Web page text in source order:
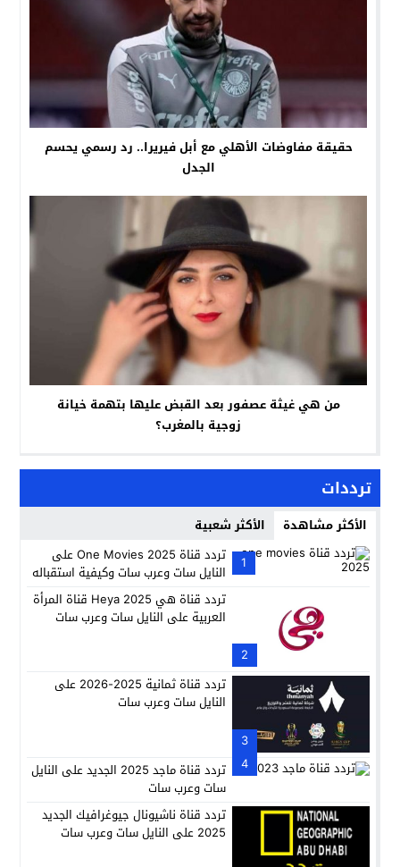
حقيقة مفاوضات الأهلي مع أبل فيريرا.. رد رسمي يحسم
الجدل
من هي غيثة عصفور بعد القبض عليها بتهمة خيانة
زوجية بالمغرب؟
ترددات
الأكثر مشاهدة
الأكثر شعبية
1
تردد قناة One Movies 2025 على
النايل سات وعرب سات وكيفية استقباله
2
تردد قناة هي 2025 Heya قناة المرأة
العربية على النايل سات وعرب سات
3
تردد قناة ثمانية 2025-2026 على
النايل سات وعرب سات
4
تردد قناة ماجد 2025 الجديد على النايل
سات وعرب سات
تردد قناة ناشيونال جيوغرافيك الجديد
2025 على النايل سات وعرب سات